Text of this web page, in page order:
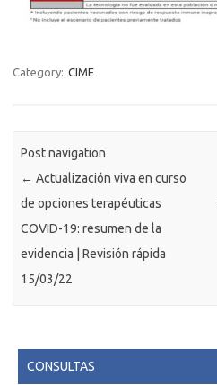
Category: CIME
Post navigation
← Actualización viva en curso
de opciones terapéuticas
COVID-19: resumen de la
evidencia | Revisión rápida
15/03/22
CONSULTAS